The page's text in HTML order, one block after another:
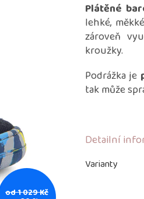
od 1 029 Kč
Varianty
Plátěné
lehké,
zároveň
kroužky.
Podrážka je
tak může
Detailní